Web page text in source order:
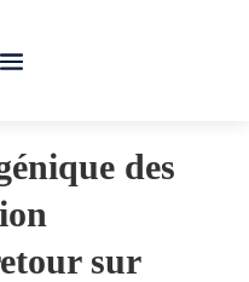
des
sur